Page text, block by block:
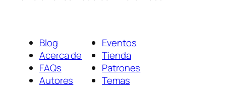
Blog
Acerca de
FAQs
Autores
Eventos
Tienda
Patrones
Temas